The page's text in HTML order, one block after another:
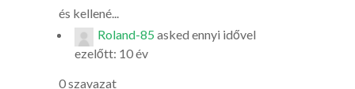
és kellené...
Roland-85 asked ennyi idővel
ezelőtt: 10 év
0szavazat